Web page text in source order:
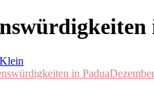
in Padua